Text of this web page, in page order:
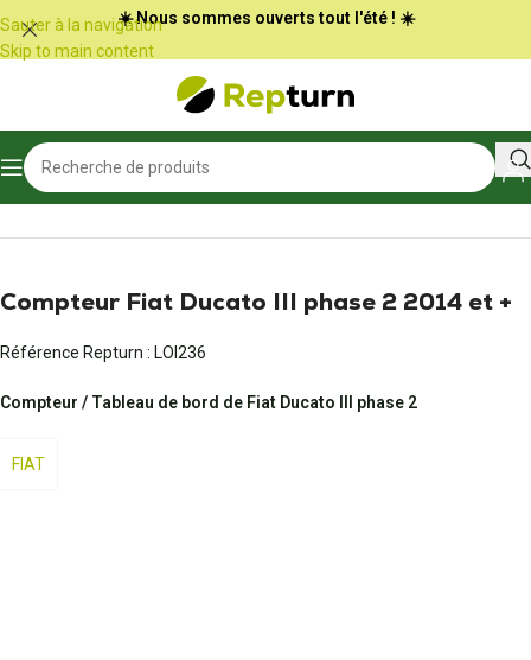
Panneau de gestion des cookies
Sauter à la navigation
Skip to main content
☀️ Nous sommes ouverts tout l'été ! ☀️
Accueil
Compteur Fiat Ducato III phase 2 2014 et +
Référence Repturn : LOI236
Compteur / Tableau de bord de Fiat Ducato III phase 2
FIAT